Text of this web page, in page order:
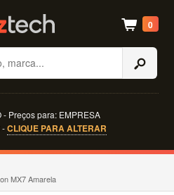
0
- Preços para: EMPRESA
-CLIQUE PARA ALTERAR
MX7 Amarela